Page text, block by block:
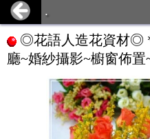
.
◎花語人造花資材◎
廳~婚紗攝影~櫥窗佈